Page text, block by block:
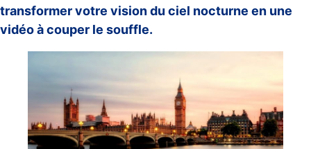
transformer votre vision du ciel nocturne en une
vidéo à couper le souffle.